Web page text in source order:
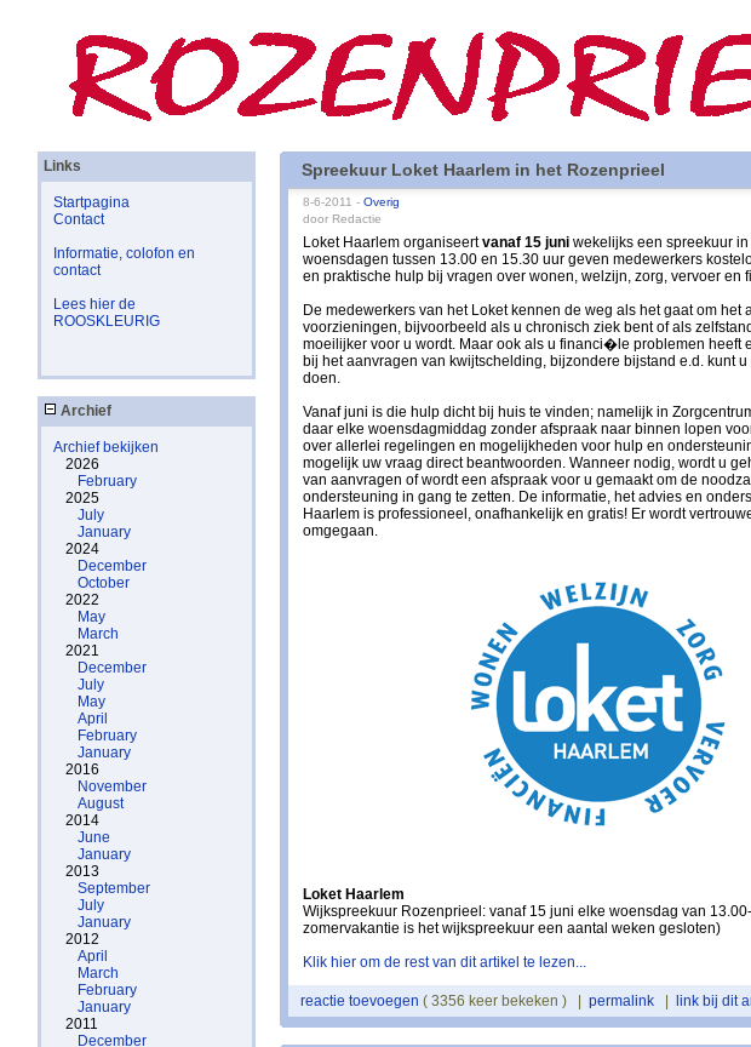
Links
Startpagina
Contact
Informatie, colofon en
contact
Lees hier de
ROOSKLEURIG
Archief
Archief bekijken
2026
February
2025
July
January
2024
December
October
2022
May
March
2021
December
July
May
April
February
January
2016
November
August
2014
June
January
2013
September
July
January
2012
April
March
February
January
2011
December
Spreekuur Loket Haarlem in het Rozenprieel
8-6-2011 - Overig
door Redactie
Loket Haarlem organiseertvanaf 15 juni wekelijks een spreekuur
woensdagen tussen 13.00 en 15.30 uur geven medewerkers
en praktische hulp bij vragen over wonen, welzijn, zorg, vervoer en
De medewerkers van het Loket kennen de weg als het gaat om het
voorzieningen, bijvoorbeeld als u chronisch ziek bent of als
moeilijker voor u wordt. Maar ook als u financi�le problemen heeft
bij het aanvragen van kwijtschelding, bijzondere bijstand e.d. kunt
doen.
Vanaf juni is die hulp dicht bij huis te vinden; namelijk in
daar elke woensdagmiddag zonder afspraak naar binnen lopen
over allerlei regelingen en mogelijkheden voor hulp en
mogelijk uw vraag direct beantwoorden. Wanneer nodig, wordt u
van aanvragen of wordt een afspraak voor u gemaakt om de
ondersteuning in gang te zetten. De informatie, het advies en
Haarlem is professioneel, onafhankelijk en gratis! Er wordt
omgegaan.
Loket Haarlem
Wijkspreekuur Rozenprieel: vanaf 15 juni elke woensdag van
zomervakantie is het wijkspreekuur een aantal weken gesloten)
Klik hier om de rest van dit artikel te lezen...
reactie toevoegen ( 3356 keer bekeken ) | permalink link bij dit